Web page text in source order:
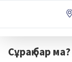
Сұрақ бар ма?